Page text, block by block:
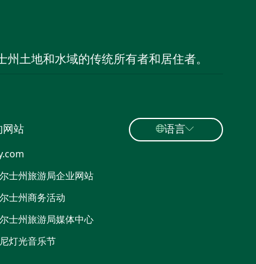
土地和水域的传统所有者和居住者。
网站
士州旅游局企业网站
士州商务活动
士州旅游局媒体中心
灯光音乐节
语言